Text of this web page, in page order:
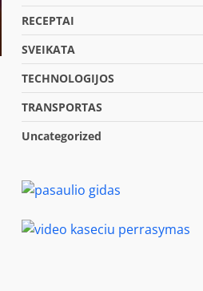
RECEPTAI
SVEIKATA
TECHNOLOGIJOS
TRANSPORTAS
Uncategorized